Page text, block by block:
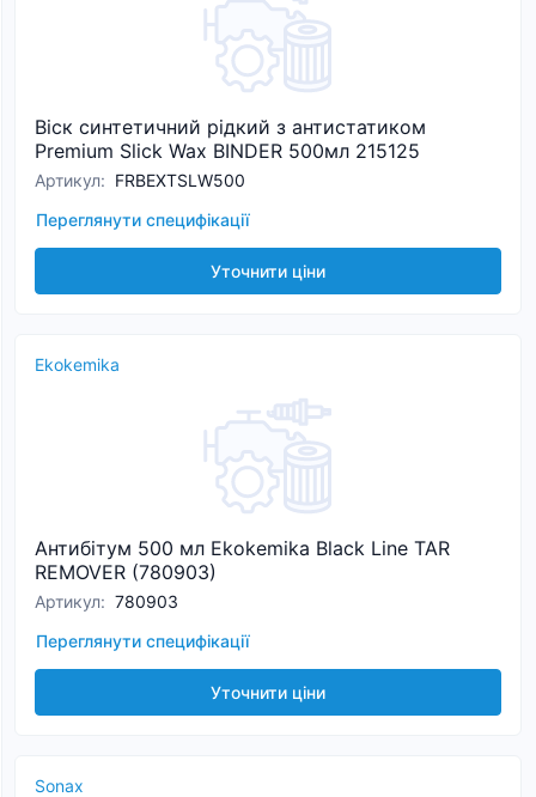
Віск синтетичний рідкий з антистатиком
Premium Slick Wax BINDER 500мл 215125
Артикул: FRBEXTSLW500
Переглянути специфікації
Уточнити ціни
Ekokemika
Антибітум 500 мл Ekokemika Black Line TAR
REMOVER (780903)
Артикул: 780903
Переглянути специфікації
Уточнити ціни
Sonax